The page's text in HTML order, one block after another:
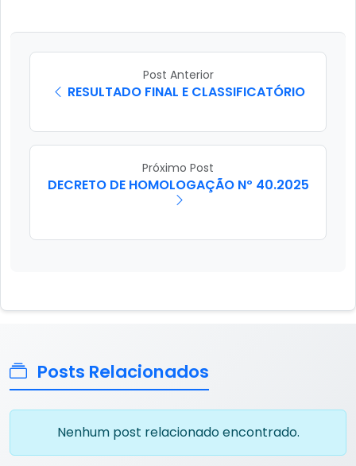
Post Anterior
RESULTADO FINAL E CLASSIFICATÓRIO
Próximo Post
DECRETO DE HOMOLOGAÇÃO Nº 40.2025
Posts Relacionados
Nenhum post relacionado encontrado.